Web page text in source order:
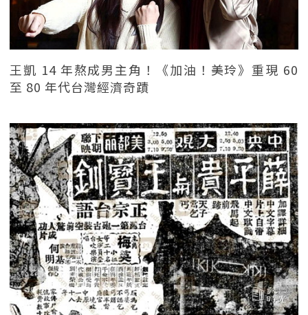
王凱 14 年熬成男主角！《加油！美玲》重現 60
至 80 年代台灣經濟奇蹟